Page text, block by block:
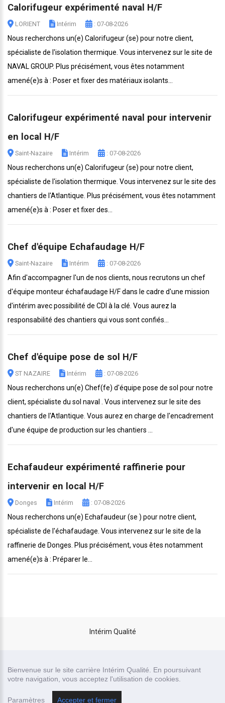
Bienvenue sur le site carrière Intérim Qualité. En poursuivant
votre navigation, vous acceptez l'utilisation de cookies.
Paramètres Accepter et fermer
Calorifugeur expérimenté naval H/F
LORIENT Intérim : 07-08-2026
Nous recherchons un(e) Calorifugeur (se) pour notre client,
spécialiste de l'isolation thermique. Vous intervenez sur le site de
NAVAL GROUP. Plus précisément, vous êtes notamment
amené(e)s à : Poser et fixer des matériaux isolants...
Calorifugeur expérimenté naval pour intervenir
en local H/F
Saint-Nazaire Intérim : 07-08-2026
Nous recherchons un(e) Calorifugeur (se) pour notre client,
spécialiste de l'isolation thermique. Vous intervenez sur le site des
chantiers de l'Atlantique. Plus précisément, vous êtes notamment
amené(e)s à : Poser et fixer des...
Chef d'équipe Echafaudage H/F
Saint-Nazaire Intérim : 07-08-2026
Afin d'accompagner l'un de nos clients, nous recrutons un chef
d'équipe monteur échafaudage H/F dans le cadre d'une mission
d'intérim avec possibilité de CDI à la clé. Vous aurez la
responsabilité des chantiers qui vous sont confiés...
Chef d'équipe pose de sol H/F
ST NAZAIRE Intérim : 07-08-2026
Nous recherchons un(e) Chef(fe) d'équipe pose de sol pour notre
client, spécialiste du sol naval . Vous intervenez sur le site des
chantiers de l'Atlantique. Vous aurez en charge de l'encadrement
d'une équipe de production sur les chantiers ...
Echafaudeur expérimenté raffinerie pour
intervenir en local H/F
Donges Intérim : 07-08-2026
Nous recherchons un(e) Echafaudeur (se ) pour notre client,
spécialiste de l'échafaudage. Vous intervenez sur le site de la
raffinerie de Donges. Plus précisément, vous êtes notamment
amené(e)s à : Préparer le...
Intérim Qualité
Recrutor, logiciel de recrutement